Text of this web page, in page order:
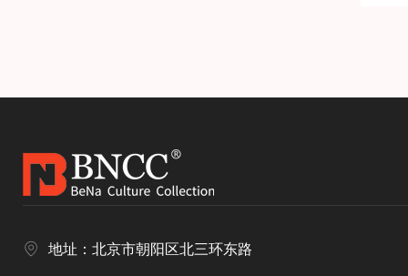
地址：北京市朝阳区北三环东路